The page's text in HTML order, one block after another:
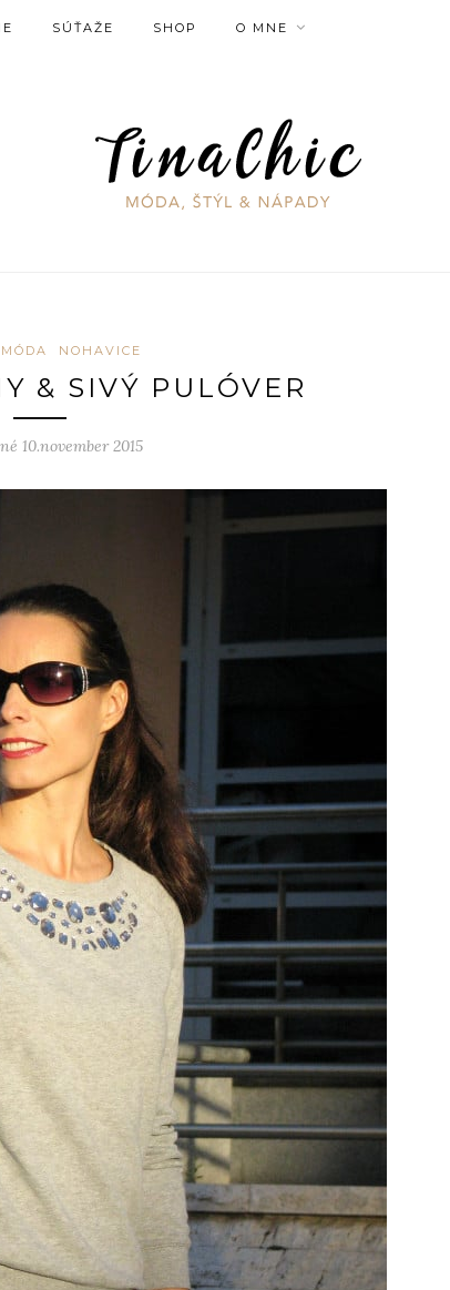
SÚŤAŽE SHOP O MNE
MÓDA NOHAVICE
& SIVÝ PULÓVER
10.november 2015